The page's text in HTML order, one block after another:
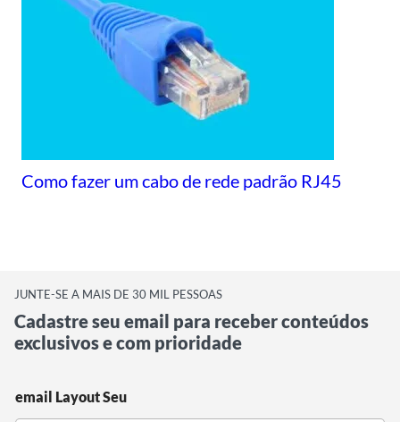
Como fazer um cabo de rede padrão RJ45
JUNTE-SE A MAIS DE 30 MIL PESSOAS
Cadastre seu email para receber conteúdos
exclusivos e com prioridade
email Layout Seu